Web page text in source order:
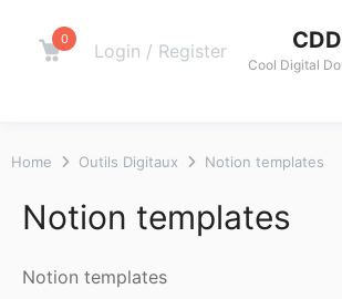
content
CDD
Cart
0
Login / Register
Home Outils Digitaux Notion templates
Notion templates
Notion templates